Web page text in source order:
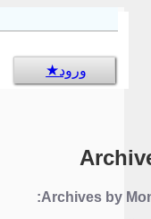
ورود
Archives by